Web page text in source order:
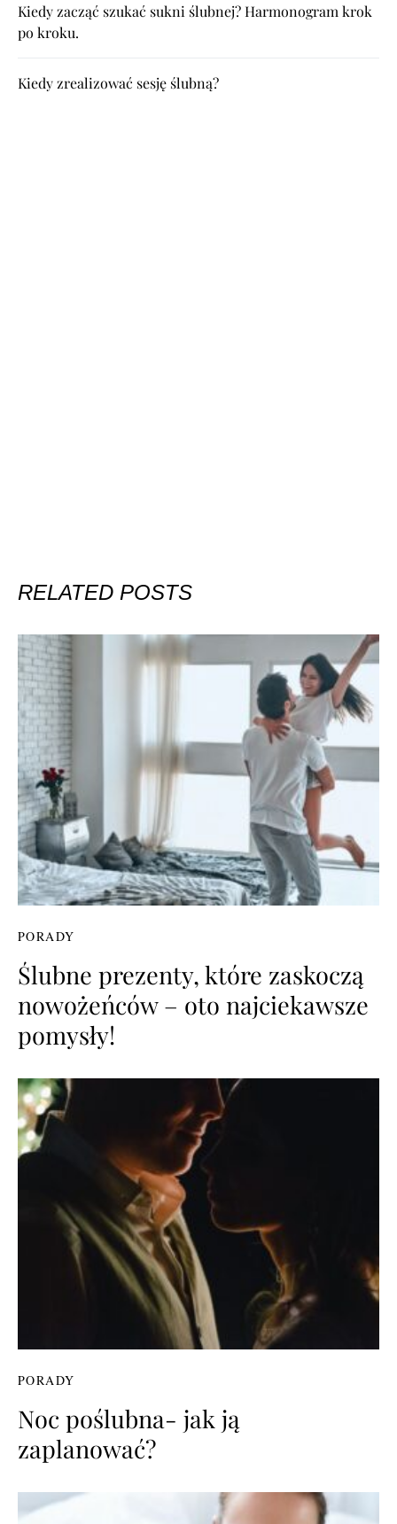
Kiedy zacząć szukać sukni ślubnej? Harmonogram krok
po kroku.
Kiedy zrealizować sesję ślubną?
RELATED POSTS
PORADY
Ślubne prezenty, które zaskoczą
nowożeńców – oto najciekawsze
pomysły!
PORADY
Noc poślubna- jak ją
zaplanować?